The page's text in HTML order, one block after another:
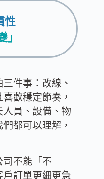
性
」
件事：改線、
歡穩定節奏，
員、設備、物
都可以理解，
司不能「不
訂單更細更急